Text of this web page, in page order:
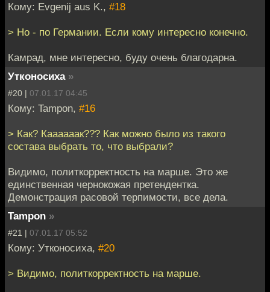
Кому: Evgenij aus K., #18
> Но - по Германии. Если кому интересно конечно.
Камрад, мне интересно, буду очень благодарна.
Утконосиха »
#20 | 07.01.17 04:45
Кому: Tampon, #16
> Как? Каааааак??? Как можно было из такого
состава выбрать то, что выбрали?
Видимо, политкорректность на марше. Это же
единственная чернокожая претендентка.
Демонстрация расовой терпимости, все дела.
Tampon »
#21 | 07.01.17 05:52
Кому: Утконосиха, #20
> Видимо, политкорректность на марше.